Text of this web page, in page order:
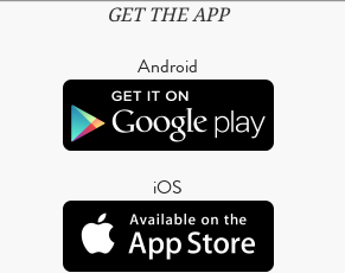
GET THE APP
Android
iOS